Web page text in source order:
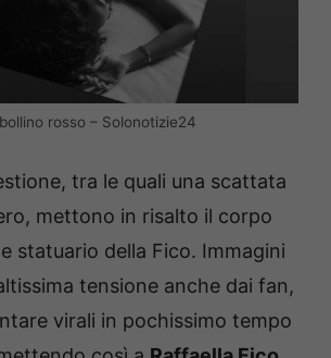
rosso – Solonotizie24
tra le quali una scattata
mettono in risalto il corpo
statuario della Fico. Immagini
tensione anche dai fan,
virali in pochissimo tempo